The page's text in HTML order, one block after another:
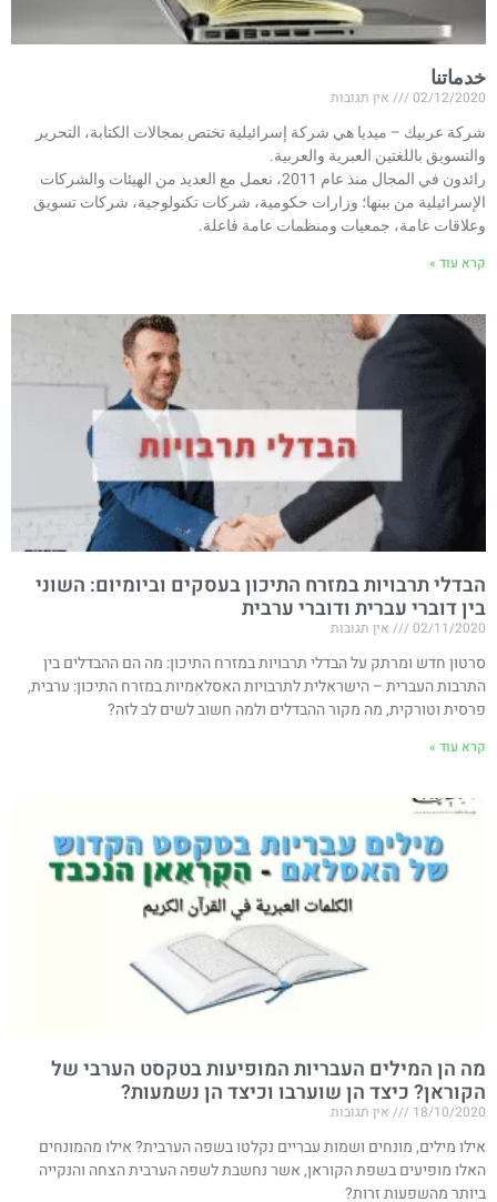
خدماتنا
02/12/2020 אין תגובות
شركة عربيك – ميديا هي شركة إسرائيلية تختص بمجالات الكتابة، التحرير
والتسويق باللغتين العبرية والعربية.
رائدون في المجال منذ عام 2011، نعمل مع العديد من الهيئات والشركات
الإسرائيلية من بينها؛ وزارات حكومية، شركات تكنولوجية، شركات تسويق
وعلاقات عامة، جمعيات ومنظمات عامة فاعلة.
קרא עוד »
הבדלי תרבויות במזרח התיכון בעסקים וביומיום: השוני
בין דוברי עברית ודוברי ערבית
02/11/2020 אין תגובות
סרטון חדש ומרתק על הבדלי תרבויות במזרח התיכון: מה הם ההבדלים בין
התרבות העברית – הישראלית לתרבויות האסלאמיות במזרח התיכון: ערבית,
פרסית וטורקית, מה מקור ההבדלים ולמה חשוב לשים לב לזה?
קרא עוד »
מה הן המילים העבריות המופיעות בטקסט הערבי של
הקוראן? כיצד הן שוערבו וכיצד הן נשמעות?
18/10/2020 אין תגובות
אילו מילים, מונחים ושמות עבריים נקלטו בשפה הערבית? אילו מהמונחים
האלו מופיעים בשפת הקוראן, אשר נחשבת לשפה הערבית הצחה והנקייה
ביותר מהשפעות זרות?